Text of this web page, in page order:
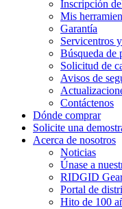
Inscripción
Mis
Garantía
Servicentros
Búsqueda de
Solicitud de
Avisos de
Contáctenos
Dónde comprar
Solicite una
Acerca de nosotros
Noticias
Únase a
RIDGID
Portal de
Hito de 100